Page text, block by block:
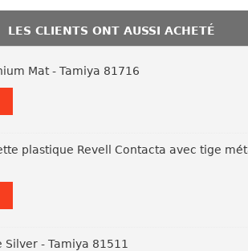
LES CLIENTS ONT AUSSI ACHETÉ
Mat - Tamiya 81716
plastique Revell Contacta avec tige
Silver - Tamiya 81511